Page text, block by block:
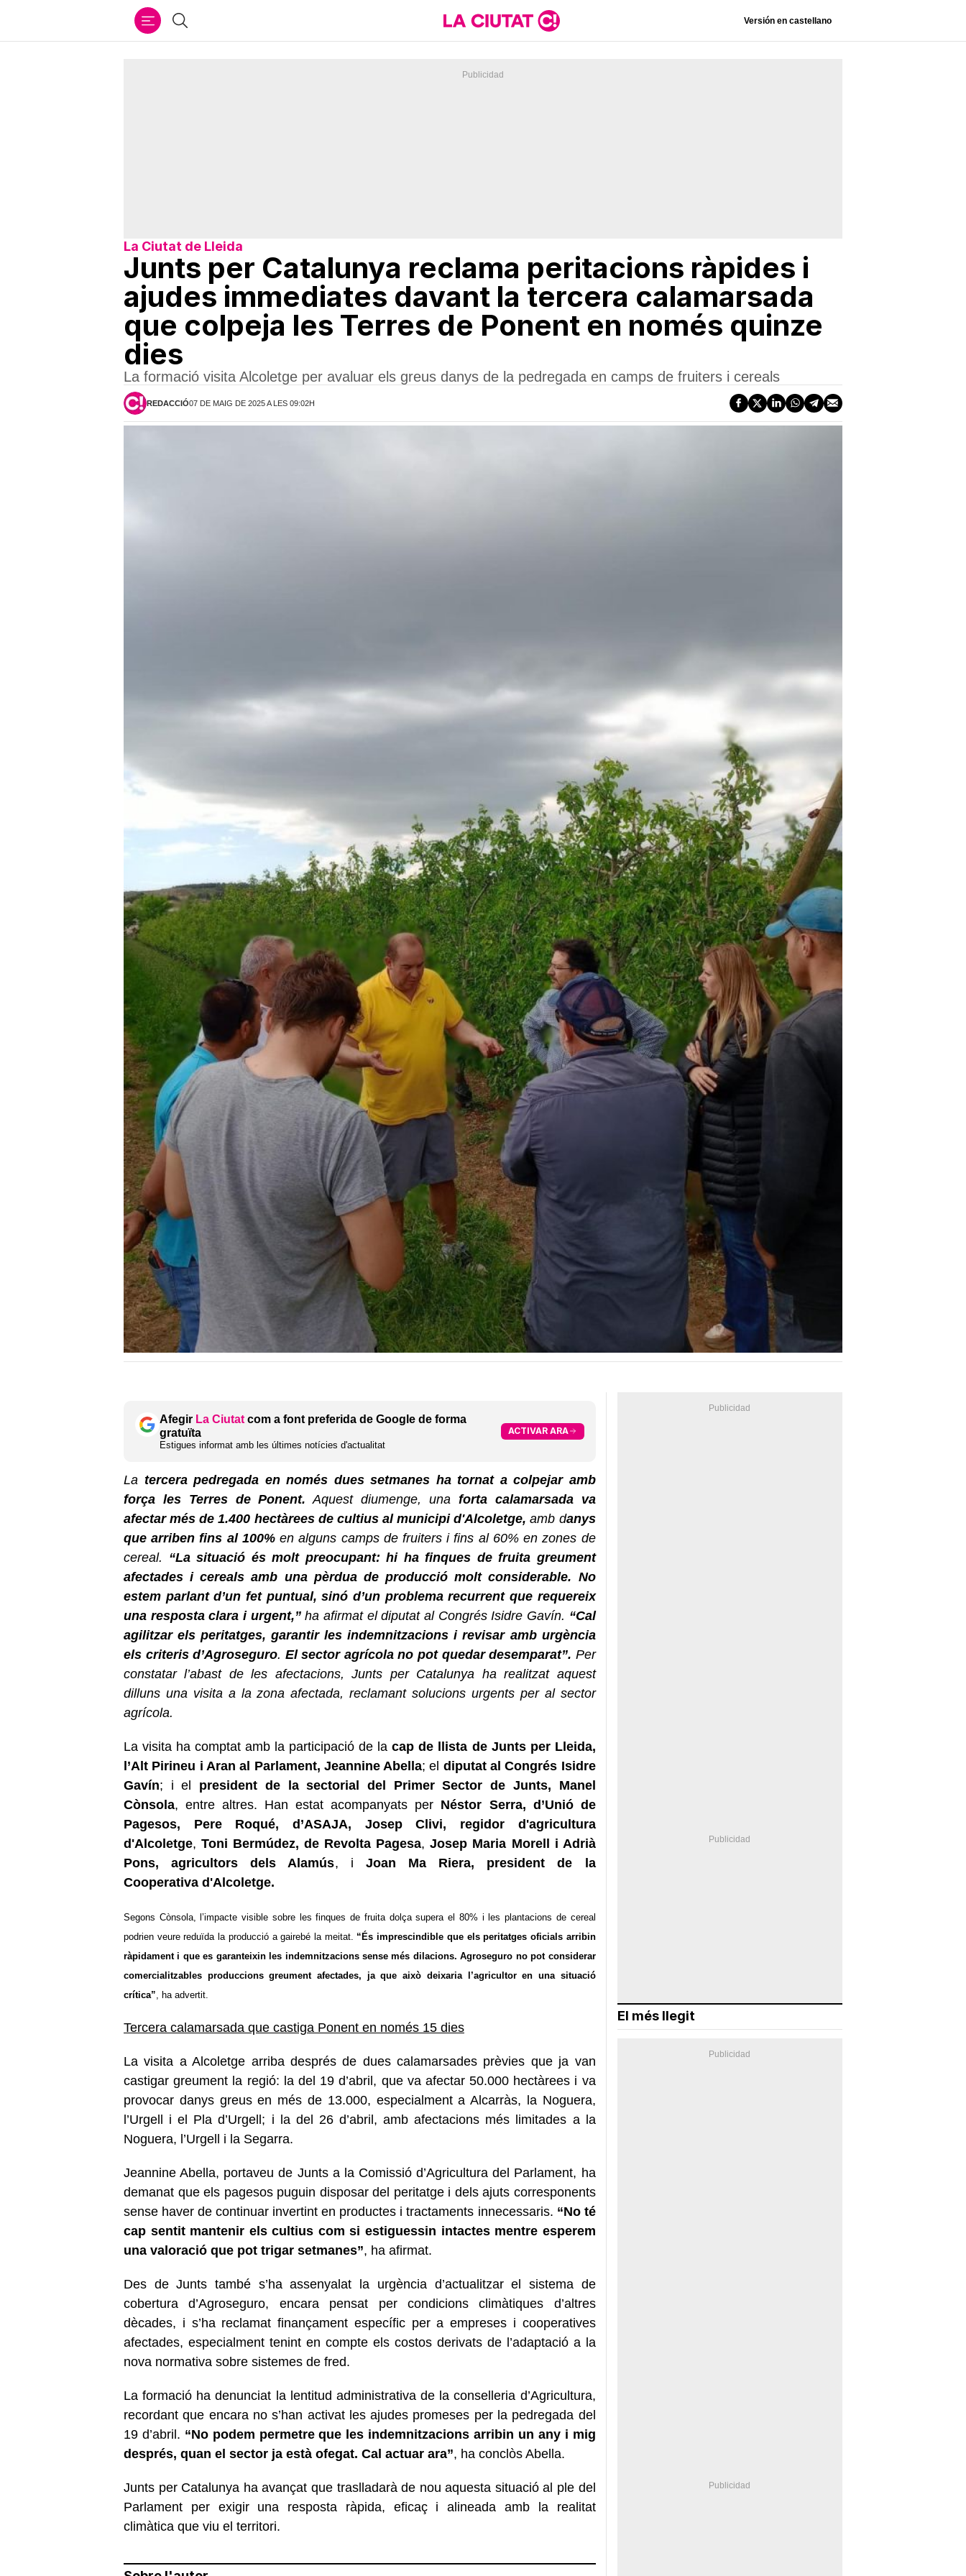
Cercar Versión en castellano
La Ciutat de Lleida
Junts per Catalunya reclama peritacions ràpides i
ajudes immediates davant la tercera calamarsada
que colpeja les Terres de Ponent en només quinze
dies
La formació visita Alcoletge per avaluar els greus danys de la pedregada en camps de fruiters i cereals
REDACCIÓ07 DE MAIG DE 2025 A LES 09:02H
Afegir La Ciutat com a font preferida de Google de forma
gratuïta
Estigues informat amb les últimes notícies d'actualitat
ACTIVAR ARA
La tercera pedregada en només dues setmanes ha tornat a colpejar amb
força les Terres de Ponent. Aquest diumenge, una forta calamarsada va
afectar més de 1.400 hectàrees de cultius al municipi d'Alcoletge, amb danys
que arriben fins al 100%en alguns camps de fruiters i fins al 60% en zones de
cereal. “La situació és molt preocupant: hi ha finques de fruita greument
afectades i cereals amb una pèrdua de producció molt considerable. No
estem parlant d’un fet puntual, sinó d’un problema recurrent que requereix
una resposta clara i urgent,”ha afirmat el diputat al Congrés Isidre Gavín. “Cal
agilitzar els peritatges, garantir les indemnitzacions i revisar amb urgència
els criteris d’Agroseguro. El sector agrícola no pot quedar desemparat”. Per
constatar l’abast de les afectacions, Junts per Catalunya ha realitzat aquest
dilluns una visita a la zona afectada, reclamant solucions urgents per al sector
agrícola.
La visita ha comptat amb la participació de lacap de llista de Junts per Lleida,
l’Alt Pirineu i Aran al Parlament, Jeannine Abella; el diputat al Congrés Isidre
Gavín; i el president de la sectorial del Primer Sector de Junts, Manel
Cònsola, entre altres. Han estat acompanyats per Néstor Serra, d’Unió de
Pagesos,
Pere Roqué, d’ASAJA,
Josep Clivi, regidor d'agricultura
d'Alcoletge,Toni Bermúdez, de Revolta Pagesa,Josep Maria Morell i Adrià
Pons, agricultors dels Alamús, i Joan Ma Riera, president de la
Cooperativa d'Alcoletge.
Segons Cònsola, l’impacte visible sobre les finques de fruita dolça supera el 80% i les plantacions de cereal
podrien veure reduïda la producció a gairebé la meitat. “És imprescindible que els peritatges oficials arribin
ràpidament i que es garanteixin les indemnitzacions sense més dilacions. Agroseguro no pot considerar
comercialitzables produccions greument afectades, ja que això deixaria l’agricultor en una situació
crítica” , ha advertit.
Tercera calamarsada que castiga Ponent en només 15 dies
La visita a Alcoletge arriba després de dues calamarsades prèvies que ja van
castigar greument la regió: la del 19 d’abril, que va afectar 50.000 hectàrees i va
provocar danys greus en més de 13.000, especialment a Alcarràs, la Noguera,
l’Urgell i el Pla d’Urgell; i la del 26 d’abril, amb afectacions més limitades a la
Noguera, l’Urgell i la Segarra.
Jeannine Abella, portaveu de Junts a la Comissió d’Agricultura del Parlament, ha
demanat que els pagesos puguin disposar del peritatge i dels ajuts corresponents
sense haver de continuar invertint en productes i tractaments innecessaris. “No té
cap sentit mantenir els cultius com si estiguessin intactes mentre esperem
una valoració que pot trigar setmanes”, ha afirmat.
Des de Junts també s’ha assenyalat la urgència d’actualitzar el sistema de
cobertura d’Agroseguro, encara pensat per condicions climàtiques d’altres
dècades, i s’ha reclamat finançament específic per a empreses i cooperatives
afectades, especialment tenint en compte els costos derivats de l’adaptació a la
nova normativa sobre sistemes de fred.
La formació ha denunciat la lentitud administrativa de la conselleria d’Agricultura,
recordant que encara no s’han activat les ajudes promeses per la pedregada del
19 d’abril. “No podem permetre que les indemnitzacions arribin un any i mig
després, quan el sector ja està ofegat. Cal actuar ara”, ha conclòs Abella.
Junts per Catalunya ha avançat que traslladarà de nou aquesta situació al ple del
Parlament per exigir una resposta ràpida, eficaç i alineada amb la realitat
climàtica que viu el territori.
El més llegit